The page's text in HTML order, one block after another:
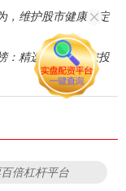
，维护股市健康稳定
：精选优质，助您投
倍杠杆平台